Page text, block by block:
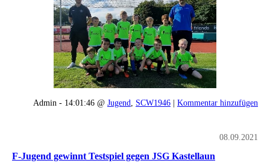
Admin - 14:01:46 @ Jugend SCW1946 | Kommentar hinzufügen
08.09.2021
F-Jugend gewinnt Testspiel gegen JSG Kastellaun